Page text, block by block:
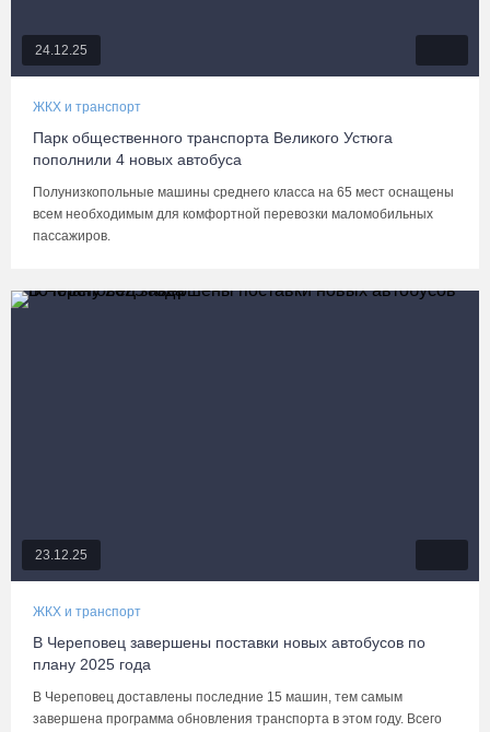
24.12.25
ЖКХ и транспорт
Парк общественного транспорта Великого Устюга
пополнили 4 новых автобуса
Полунизкопольные машины среднего класса на 65 мест оснащены
всем необходимым для комфортной перевозки маломобильных
пассажиров.
23.12.25
ЖКХ и транспорт
В Череповец завершены поставки новых автобусов по
плану 2025 года
В Череповец доставлены последние 15 машин, тем самым
завершена программа обновления транспорта в этом году. Всего